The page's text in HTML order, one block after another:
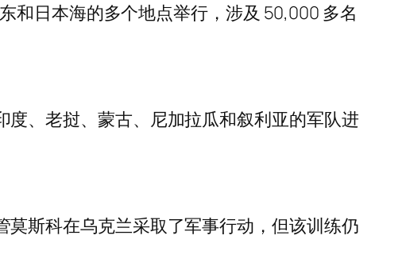
和日本海的多个地点举行，涉及 50,000 多名
、老挝、蒙古、尼加拉瓜和叙利亚的军队进
斯科在乌克兰采取了军事行动，但该训练仍